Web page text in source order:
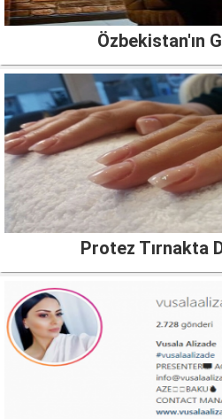
Özbekistan'ın
Protez Tırnakta